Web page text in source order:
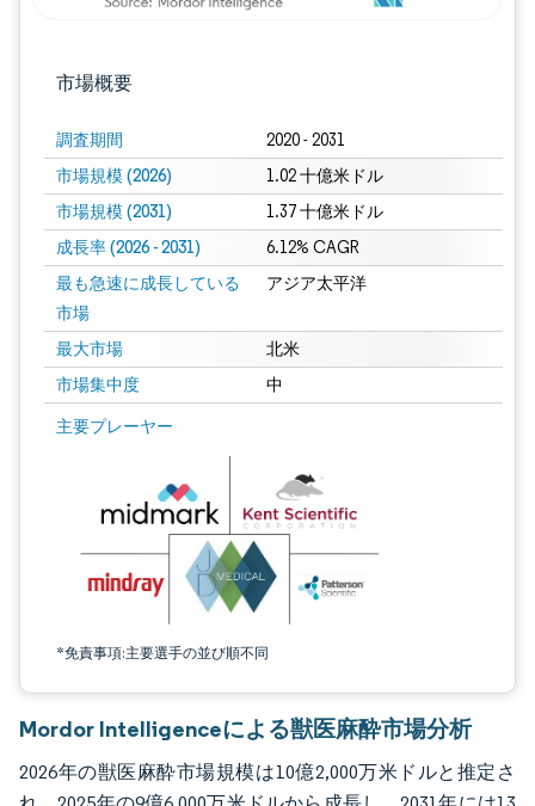
市場概要
調査期間 2020 - 2031
市場規模 (2026) 1.02 十億米ドル
市場規模 (2031) 1.37 十億米ドル
成長率 (2026 - 2031) 6.12% CAGR
最も急速に成長している
市場
アジア太平洋
最大市場 北米
市場集中度 中
主要プレーヤー
*免責事項:主要選手の並び順不同
画像 © Mordor Intelligence。再利用にはCC BY 4.0の表示が必要です。
Mordor Intelligenceによる獣医麻酔市場分析
2026年の獣医麻酔市場規模は10億2,000万米ドルと推定さ